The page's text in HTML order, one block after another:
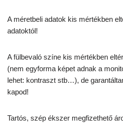
A méretbeli adatok kis mértékben
adatoktól!
A fülbevaló színe kis mértékben
(nem egyforma képet adnak a
lehet: kontraszt stb…), de
kapod!
Tartós, szép ékszer megfizethető